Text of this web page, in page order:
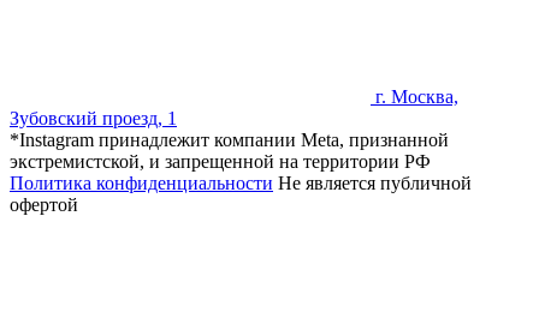
г. Москва,
Зубовский проезд, 1
*Instagram принадлежит компании Meta, признанной
экстремистской, и запрещенной на территории РФ
Политика конфиденциальности Не является публичной
офертой